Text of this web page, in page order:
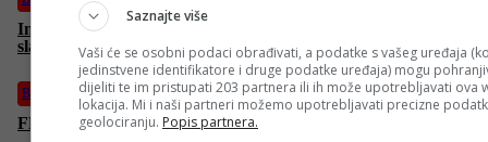
Inspekcija privremeno zabranila proizvodnju i promet
sladoleda u šest objekata
Biznis
FBiH kreće u obračun sa zloupotrebama bolovanja
Saznajte više
Vaši će se osobni podaci obrađivati, a podatke s vašeg uređaja
jedinstvene identifikatore i druge podatke uređaja) mogu
dijeliti te im pristupati 203 partnera ili ih može upotrebljavati ova
lokacija. Mi i naši partneri možemo upotrebljavati precizne
geolociranju. Popis partnera.